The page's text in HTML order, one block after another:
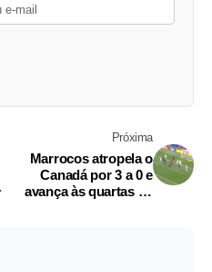
Próxima
Marrocos atropela o
Canadá por 3 a 0 e
avança às quartas de